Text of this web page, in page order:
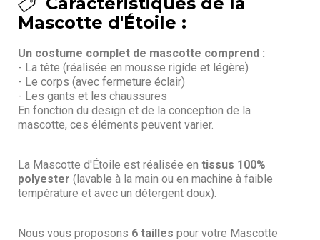
Mascotte d'Étoile :
Un costume complet de mascotte comprend :
- La tête (réalisée en mousse rigide et légère)
- Le corps (avec fermeture éclair)
- Les gants et les chaussures
En fonction du design et de la conception de la
mascotte, ces éléments peuvent varier.
La Mascotte d'Étoile est réalisée en tissus 100%
polyester (lavable à la main ou en machine à faible
température et avec un détergent doux).
Nous vous proposons 6 tailles pour votre Mascotte